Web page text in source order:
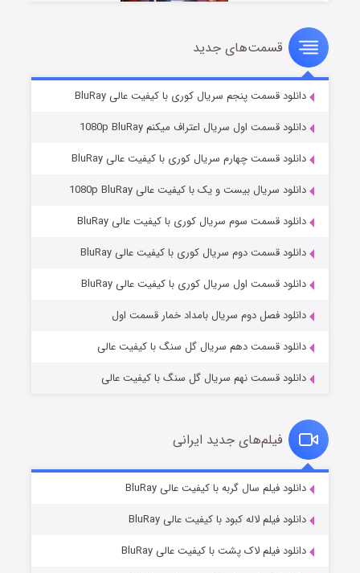
سریال زشت
قسمت۲ (زیرنویس) منتشر شد
مردگان متحرک: شهر مرده ۳
قسمت۲ (زیرنویس) منتشر شد
قسمت۷ (زیرنویس) منتشر شد
قسمت‌های جدید
دانلود قسمت پنجم سریال کوری با کیفیت عالی BluRay
دانلود قسمت اول سریال اعتراف میکنم 1080p BluRay
دانلود قسمت چهارم سریال کوری با کیفیت عالی BluRay
دانلود سریال بیست و یک با کیفیت عالی 1080p BluRay
دانلود قسمت سوم سریال کوری با کیفیت عالی BluRay
دانلود قسمت دوم سریال کوری با کیفیت عالی BluRay
دانلود قسمت اول سریال کوری با کیفیت عالی BluRay
دانلود فصل دوم سریال بامداد خمار قسمت اول
دانلود قسمت دهم سریال گل سنگ با کیفیت عالی
دانلود قسمت نهم سریال گل سنگ با کیفیت عالی
فیلم‌های جدید ایرانی
دانلود فیلم سال گربه با کیفیت عالی BluRay
دانلود فیلم لاله کبود با کیفیت عالی BluRay
دانلود فیلم لاک پشت با کیفیت عالی BluRay